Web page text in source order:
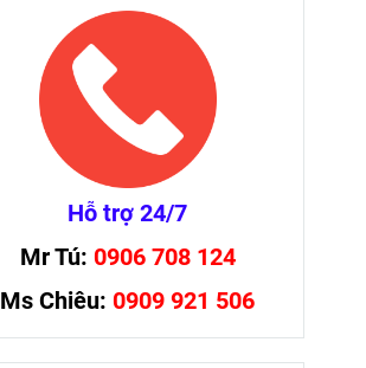
Hỗ trợ 24/7
Mr Tú: 0906 708 124
Ms Chiêu: 0909 921 506